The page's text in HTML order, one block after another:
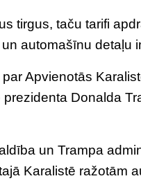
tirgus, taču tarifi
automašīnu detaļu
Apvienotās
Donalda
un Trampa
Karalistē ražotām